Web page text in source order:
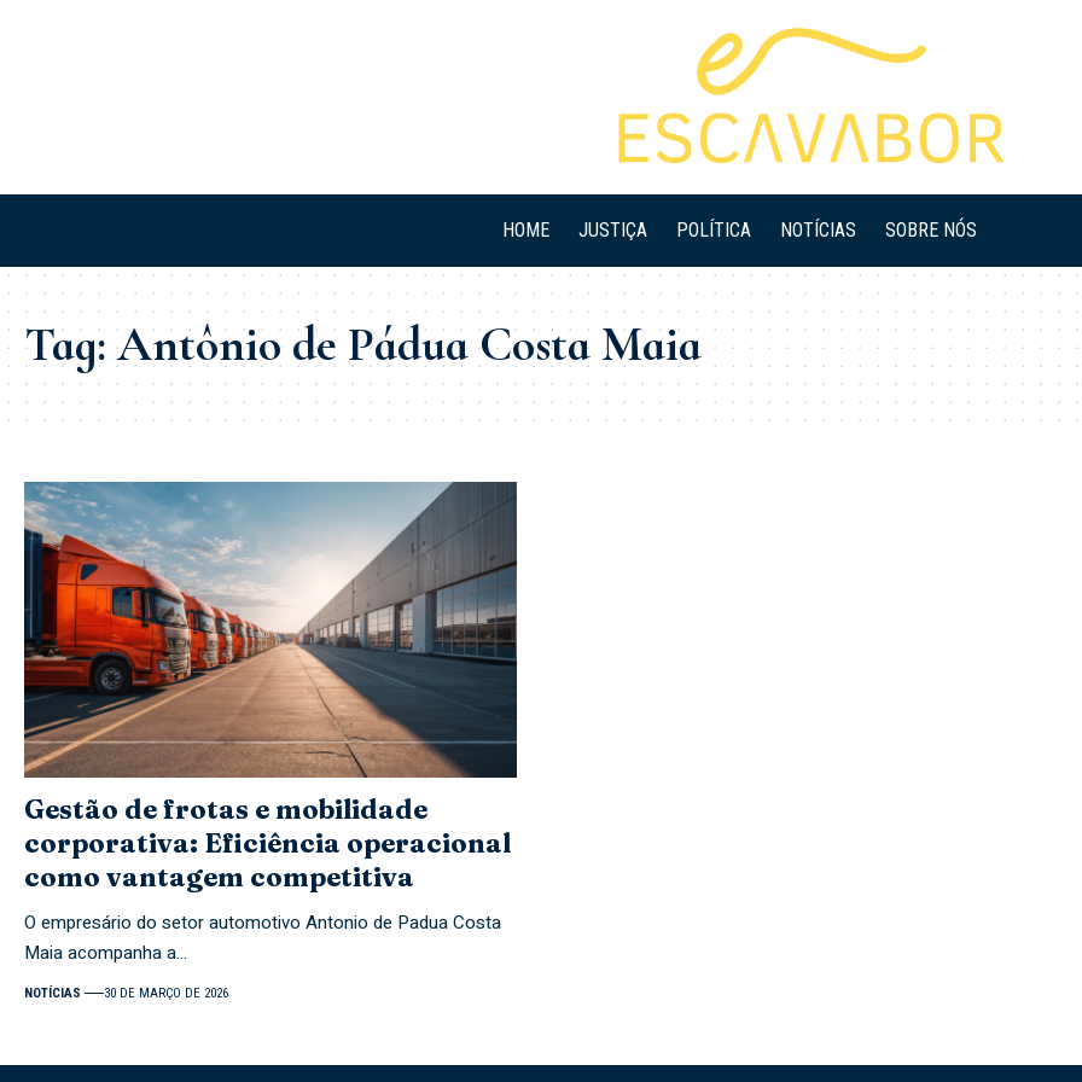
HOME JUSTIÇA POLÍTICA NOTÍCIAS SOBRE NÓS
Tag:Antônio de Pádua Costa Maia
Gestão de frotas e mobilidade
corporativa: Eficiência operacional
como vantagem competitiva
O empresário do setor automotivo Antonio de Padua Costa
Maia acompanha a…
NOTÍCIAS 30 DE MARÇO DE 2026